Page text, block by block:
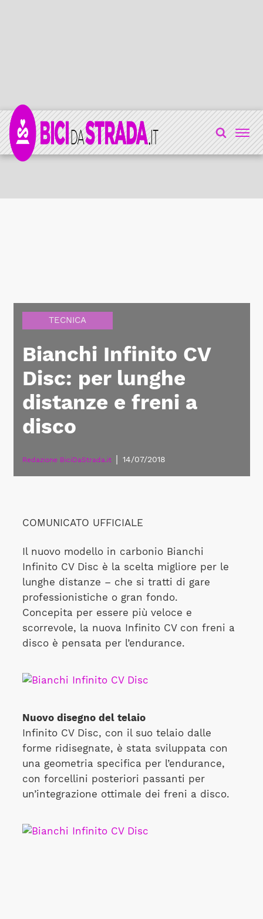
TECNICA
Bianchi Infinito CV
Disc: per lunghe
distanze e freni a
disco
Redazione BiciDaStrada.it 14/07/2018
COMUNICATO UFFICIALE
Il nuovo modello in carbonio Bianchi
Infinito CV Disc è la scelta migliore per le
lunghe distanze – che si tratti di gare
professionistiche o gran fondo.
Concepita per essere più veloce e
scorrevole, la nuova Infinito CV con freni a
disco è pensata per l’endurance.
Nuovo disegno del telaio
Infinito CV Disc, con il suo telaio dalle
forme ridisegnate, è stata sviluppata con
una geometria specifica per l’endurance,
con forcellini posteriori passanti per
un’integrazione ottimale dei freni a disco.